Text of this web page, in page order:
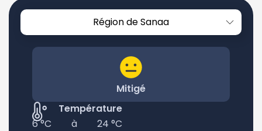
Région de Sanaa
Mitigé
Température
6 °C
à 24 °C